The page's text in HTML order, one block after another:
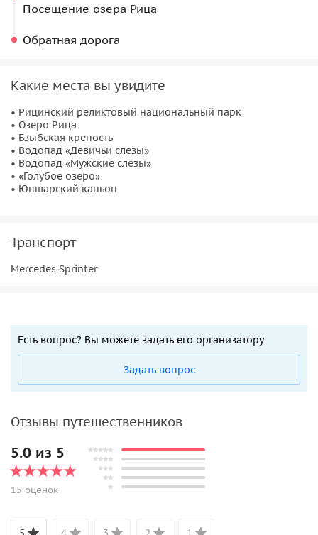
Посещение озера Рица
Обратная дорога
Какие места вы увидите
• Рицинский реликтовый национальный парк
• Озеро Рица
• Бзыбская крепость
• Водопад «Девичьи слезы»
• Водопад «Мужские слезы»
• «Голубое озеро»
• Юпшарский каньон
Транспорт
Mercedes Sprinter
Есть вопрос? Вы можете задать его организатору
Задать вопрос
Отзывы путешественников
5.0 из 5
15 оценок